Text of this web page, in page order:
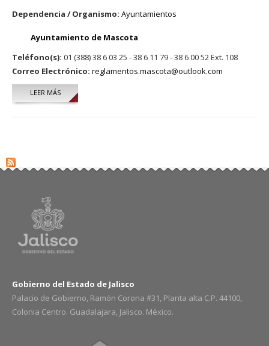
Dependencia / Organismo: Ayuntamientos
Ayuntamiento de Mascota
Teléfono(s): 01 (388) 38 6 03 25 - 38 6 11 79 - 38 6 00 52 Ext. 108
Correo Electrónico: reglamentos.mascota@outlook.com
LEER MÁSSOBRE MARCO ANTONIO RUBIO LÓPEZ
Gobierno del Estado de Jalisco
Palacio de Gobierno, Ramón Corona #31, Planta alta C.P. 44100,
Colonia Centro. Guadalajara, Jalisco. México.